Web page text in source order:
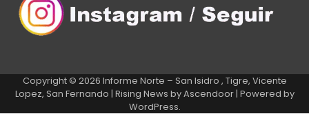
Copyright © 2026 Informe Norte – San Isidro , Tigre, Vicente
Lopez, San Fernando | Rising News byAscendoor| Powered by
WordPress.